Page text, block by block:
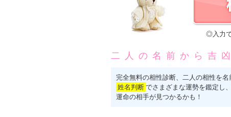
◎入力
二人の名前から吉
完全無料の相性診断、二人の相性を名
姓名判断 でさまざまな運勢を鑑定し
運命の相手が見つかるかも！